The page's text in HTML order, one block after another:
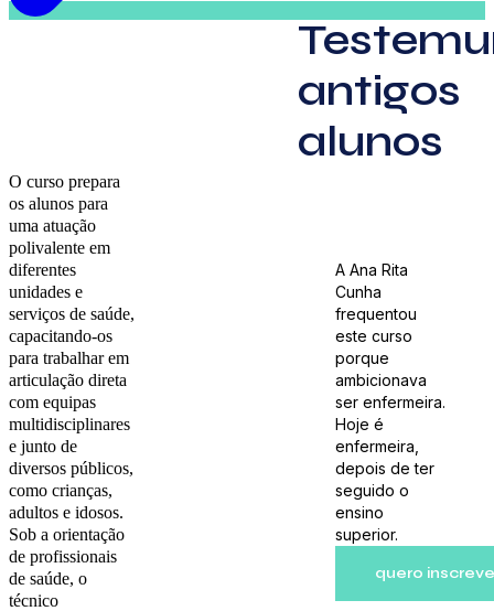
O curso prepara
os alunos para
uma atuação
polivalente em
diferentes
unidades e
serviços de saúde,
capacitando-os
para trabalhar em
articulação direta
com equipas
multidisciplinares
e junto de
diversos públicos,
como crianças,
adultos e idosos.
Sob a orientação
de profissionais
de saúde, o
técnico
antigos
alunos
A Ana Rita
Cunha
frequentou
este curso
porque
ambicionava
ser enfermeira.
Hoje é
enfermeira,
depois de ter
seguido o
ensino
superior.
quero